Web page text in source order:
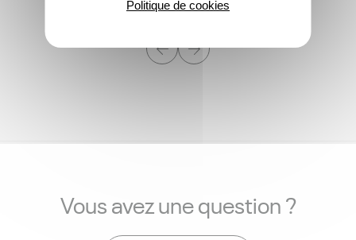
Vous avez une question ?
Politique de cookies